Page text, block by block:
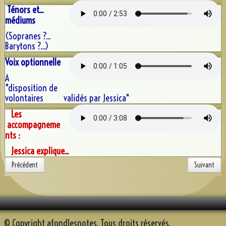
Ténors et...
médiums
(Sopranes ?...
Barytons ?...)
Voix optionnelle
A
"disposition de
volontaires validés par Jessica"
Les
accompagneme
nts :
Jessica explique...
Précédent Suivant
© Copyright afondlesnotes. Tous droits réservés.